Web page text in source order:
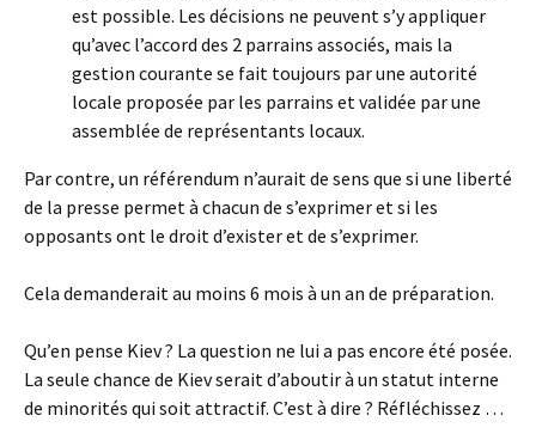
est possible. Les décisions ne peuvent s’y appliquer
qu’avec l’accord des 2 parrains associés, mais la
gestion courante se fait toujours par une autorité
locale proposée par les parrains et validée par une
assemblée de représentants locaux.
Par contre, un référendum n’aurait de sens que si une liberté
de la presse permet à chacun de s’exprimer et si les
opposants ont le droit d’exister et de s’exprimer.
Cela demanderait au moins 6 mois à un an de préparation.
Qu’en pense Kiev ? La question ne lui a pas encore été posée.
La seule chance de Kiev serait d’aboutir à un statut interne
de minorités qui soit attractif. C’est à dire ? Réfléchissez …